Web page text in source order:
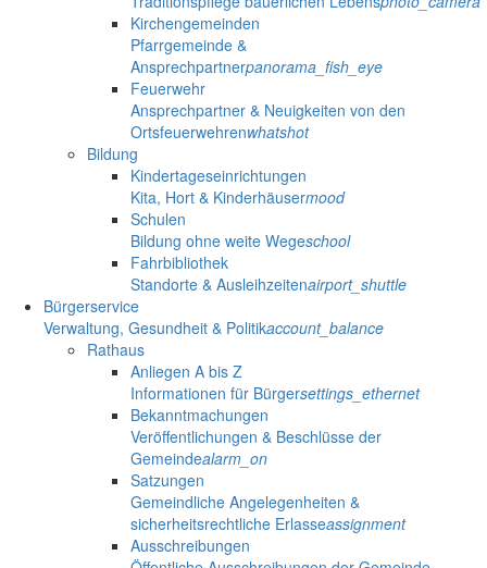
Kirchengemeinden
Pfarrgemeinde &
Ansprechpartnerpanorama_fish_eye
Feuerwehr
Ansprechpartner & Neuigkeiten von den
Ortsfeuerwehrenwhatshot
Bildung
Kindertageseinrichtungen
Kita, Hort & Kinderhäusermood
Schulen
Bildung ohne weite Wegeschool
Fahrbibliothek
Standorte & Ausleihzeitenairport_shuttle
Bürgerservice
Verwaltung, Gesundheit & Politikaccount_balance
Rathaus
Anliegen A bis Z
Informationen für Bürgersettings_ethernet
Bekanntmachungen
Veröffentlichungen & Beschlüsse der
Gemeindealarm_on
Satzungen
Gemeindliche Angelegenheiten &
sicherheitsrechtliche Erlasseassignment
Ausschreibungen